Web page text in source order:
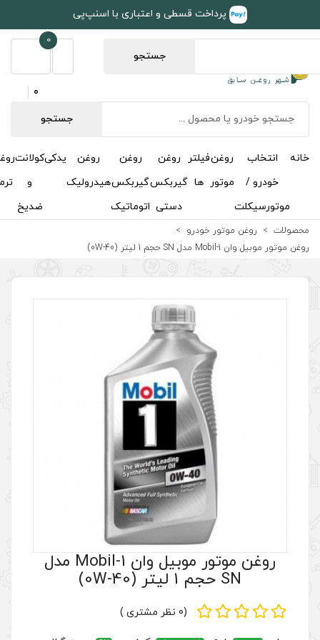
و اعتباری با اسنپ‌پی
جستجو
روغن
دستی
روغن
گیربکس
اتوماتیک
روغن
هیدرولیک
یدکی کولانت
و
ضدیخ
روغن
ترمز
مکمل
و
اکتان
خوشبوکنندهدربارهتماس
با ما
روغن موتور موبیل وان Mobil-1 مدل